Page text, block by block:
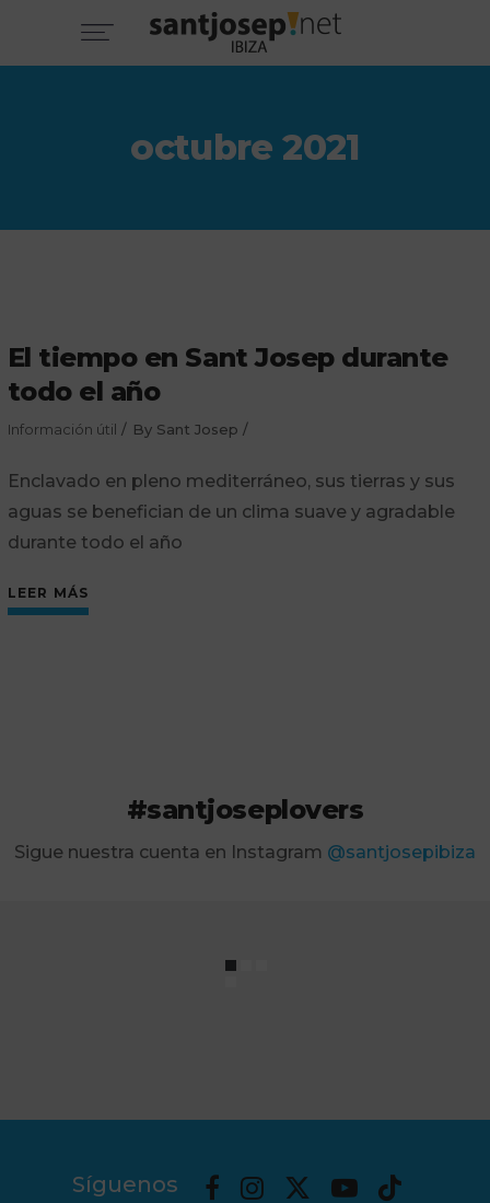
octubre 2021
El tiempo en Sant Josep durante
todo el año
Información útil By Sant Josep
Enclavado en pleno mediterráneo, sus tierras y sus
aguas se benefician de un clima suave y agradable
durante todo el año
LEER MÁS
#santjoseplovers
Sigue nuestra cuenta en Instagram @santjosepibiza
Síguenos